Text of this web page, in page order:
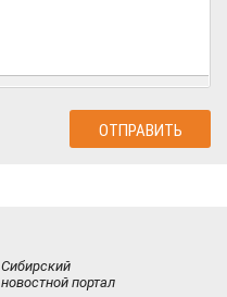
Сибирский
новостной портал